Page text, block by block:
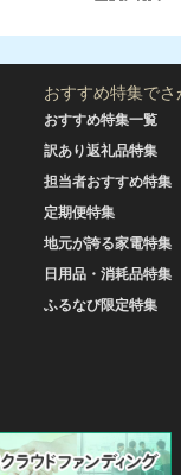
おすすめ特集でさ
おすすめ特集一覧
訳あり返礼品特集
担当者おすすめ特集
定期便特集
地元が誇る家電特集
日用品・消耗品特集
ふるなび限定特集